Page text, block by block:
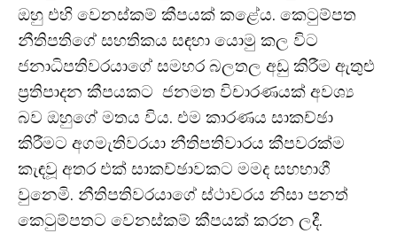
ඔහු එහි වෙනස්කම් කීපයක් කළේය. කෙටුම්පත
නීතිපතිගේ සහතිකය සඳහා යොමු කල විට
ජනාධිපතිවරයාගේ සමහර බලතල අඩු කිරීම ඇතුළු
ප්‍රතිපාදන කීපයකට ජනමත විචාරණයක් අවශ්‍ය
බව ඔහුගේ මතය විය. එම කාරණය සාකච්ඡා
කිරීමට අගමැතිවරයා නීතිපතිවාරය කීපවරක්ම
කැඳවූ අතර එක් සාකච්ඡාවකට මමද සහභාගී
වුනෙමි. නීතිපතිවරයාගේ ස්ථාවරය නිසා පනත්
කෙටුම්පතට වෙනස්කම් කීපයක් කරන ලදී.